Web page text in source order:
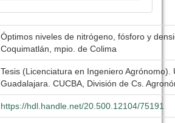
Óptimos niveles de nitrógeno, fósforo y
Coquimatlán, mpio. de Colima
Tesis (Licenciatura en Ingeniero Agrónomo).
Guadalajara. CUCBA, División de Cs.
https://hdl.handle.net/20.500.12104/75191